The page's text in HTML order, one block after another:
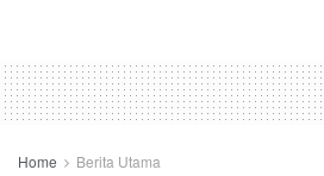
Home Berita Utama